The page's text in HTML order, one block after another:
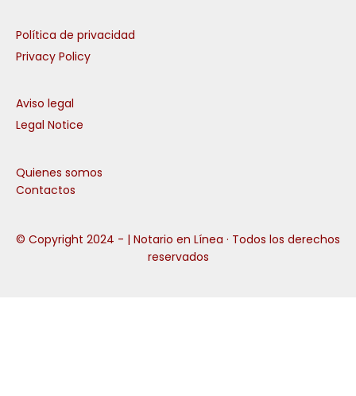
Política de privacidad
Privacy Policy
Aviso legal
Legal Notice
Quienes somos
Contactos
© Copyright 2024 - | Notario en Línea · Todos los derechos
reservados